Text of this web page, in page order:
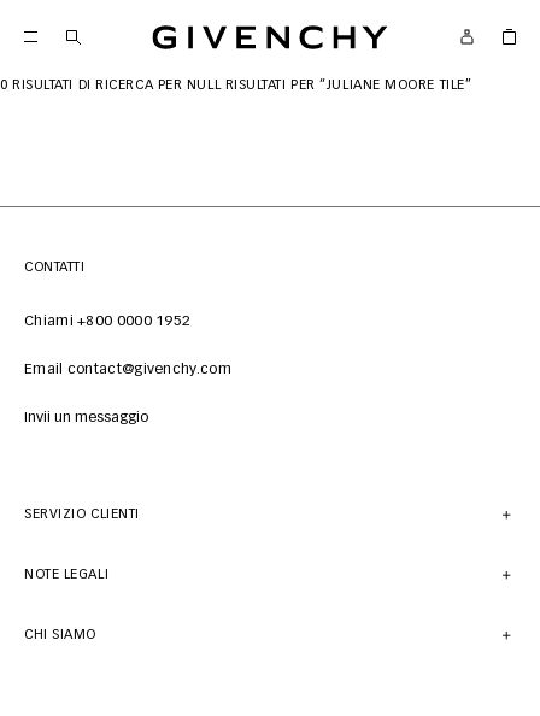
Givenchy
0 RISULTATI DI RICERCA PER NULL RISULTATI PER “JULIANE MOORE TILE”
CONTATTI
Chiami +800 0000 1952
Email contact@givenchy.com
Invii un messaggio
SERVIZIO CLIENTI
NOTE LEGALI
CHI SIAMO